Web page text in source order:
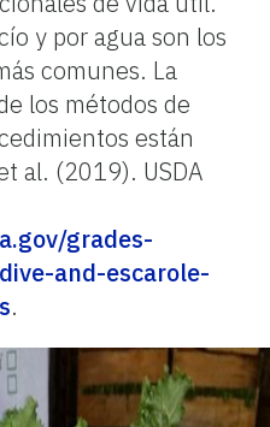
y por agua son los
comunes. La
los métodos de
están
al. (2019). USDA
grades-
and-escarole-
.